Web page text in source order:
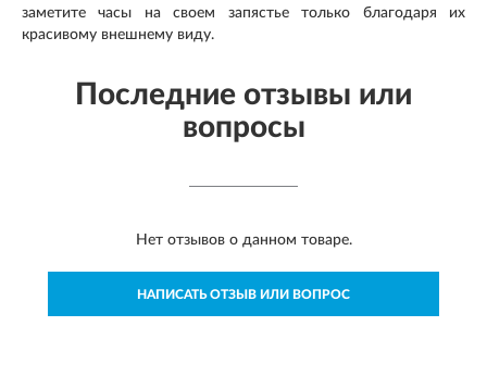
заметите часы на своем запястье только благодаря их
красивому внешнему виду.
Последние отзывы или
вопросы
Нет отзывов о данном товаре.
НАПИСАТЬ ОТЗЫВ ИЛИ ВОПРОС